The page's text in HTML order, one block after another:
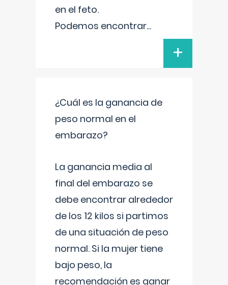
en el feto.
Podemos encontrar...
+
¿Cuál es la ganancia de
peso normal en el
embarazo?
La ganancia media al
final del embarazo se
debe encontrar alrededor
de los 12 kilos si partimos
de una situación de peso
normal. Si la mujer tiene
bajo peso, la
recomendación es ganar